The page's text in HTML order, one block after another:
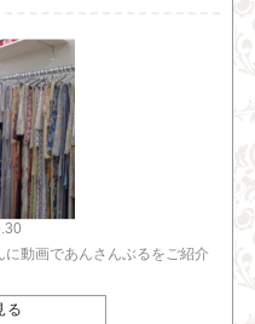
動画であんさんぶるをご紹介
る